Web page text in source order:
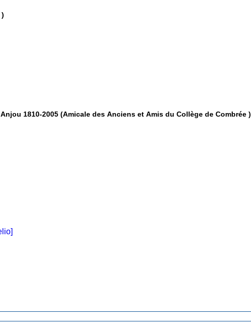
1810-2005 (Amicale des Anciens et Amis du Collège de Combrée )